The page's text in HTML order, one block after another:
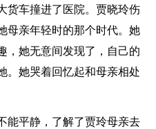
车撞进了医院。贾晓玲伤
母亲年轻时的那个时代。她
，她无意间发现了，自己的
。她哭着回忆起和母亲相处
能平静，了解了贾玲母亲去